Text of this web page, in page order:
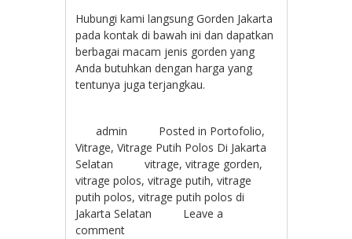
Hubungi kami langsung Gorden Jakarta
pada kontak di bawah ini dan dapatkan
berbagai macam jenis gorden yang
Anda butuhkan dengan harga yang
tentunya juga terjangkau.
admin Posted in Portofolio,
Vitrage,Vitrage Putih Polos Di Jakarta
Selatan
vitrage,vitrage gorden,
vitrage polos,vitrage putih,vitrage
putih polos,vitrage putih polos di
Jakarta Selatan
Leave a
comment